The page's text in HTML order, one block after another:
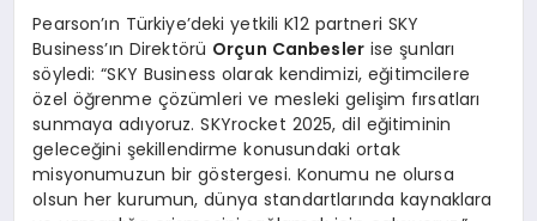
Pearson’ın Türkiye’deki yetkili K12 partneri SKY
Business’ın Direktörü Orçun Canbesler ise şunları
söyledi: “SKY Business olarak kendimizi, eğitimcilere
özel öğrenme çözümleri ve mesleki gelişim fırsatları
sunmaya adıyoruz. SKYrocket 2025, dil eğitiminin
geleceğini şekillendirme konusundaki ortak
misyonumuzun bir göstergesi. Konumu ne olursa
olsun her kurumun, dünya standartlarında kaynaklara